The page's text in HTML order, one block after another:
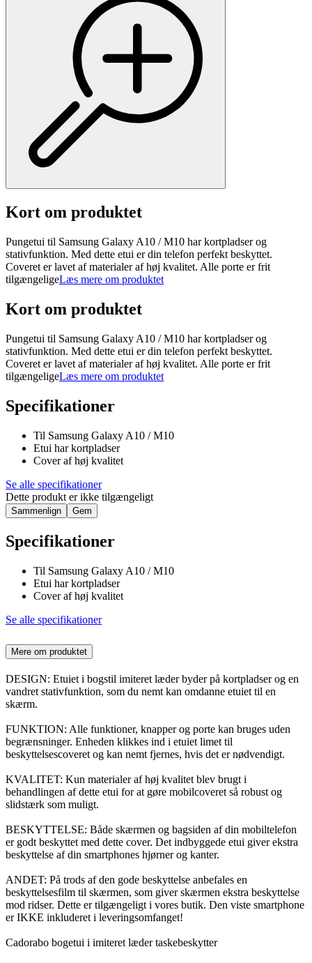
Kort om produktet
Pungetui til Samsung Galaxy A10 / M10 har kortpladser og
stativfunktion. Med dette etui er din telefon perfekt beskyttet.
Coveret er lavet af materialer af høj kvalitet. Alle porte er frit
tilgængeligeLæs mere om produktet
Kort om produktet
Pungetui til Samsung Galaxy A10 / M10 har kortpladser og
stativfunktion. Med dette etui er din telefon perfekt beskyttet.
Coveret er lavet af materialer af høj kvalitet. Alle porte er frit
tilgængeligeLæs mere om produktet
Specifikationer
Til Samsung Galaxy A10 / M10
Etui har kortpladser
Cover af høj kvalitet
Se alle specifikationer
Dette produkt er ikke tilgængeligt
Sammenlign Gem
Specifikationer
Til Samsung Galaxy A10 / M10
Etui har kortpladser
Cover af høj kvalitet
Se alle specifikationer
Mere om produktet
DESIGN: Etuiet i bogstil imiteret læder byder på kortpladser og en
vandret stativfunktion, som du nemt kan omdanne etuiet til en
skærm.
FUNKTION: Alle funktioner, knapper og porte kan bruges uden
begrænsninger. Enheden klikkes ind i etuiet limet til
beskyttelsescoveret og kan nemt fjernes, hvis det er nødvendigt.
KVALITET: Kun materialer af høj kvalitet blev brugt i
behandlingen af dette etui for at gøre mobilcoveret så robust og
slidstærk som muligt.
BESKYTTELSE: Både skærmen og bagsiden af din mobiltelefon
er godt beskyttet med dette cover. Det indbyggede etui giver ekstra
beskyttelse af din smartphones hjørner og kanter.
ANDET: På trods af den gode beskyttelse anbefales en
beskyttelsesfilm til skærmen, som giver skærmen ekstra beskyttelse
mod ridser. Dette er tilgængeligt i vores butik. Den viste smartphone
er IKKE inkluderet i leveringsomfanget!
Cadorabo bogetui i imiteret læder taskebeskytter